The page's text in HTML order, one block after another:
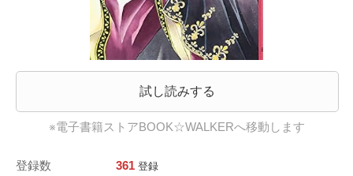
試し読みする
※電子書籍ストアBOOK☆WALKERへ移動します
登録数 361 登録